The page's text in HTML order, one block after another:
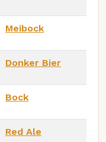
Meibock
Donker Bier
Bock
Red Ale